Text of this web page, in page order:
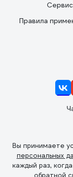
Правила
Вы принимаете
персональных
каждый раз,
обратной